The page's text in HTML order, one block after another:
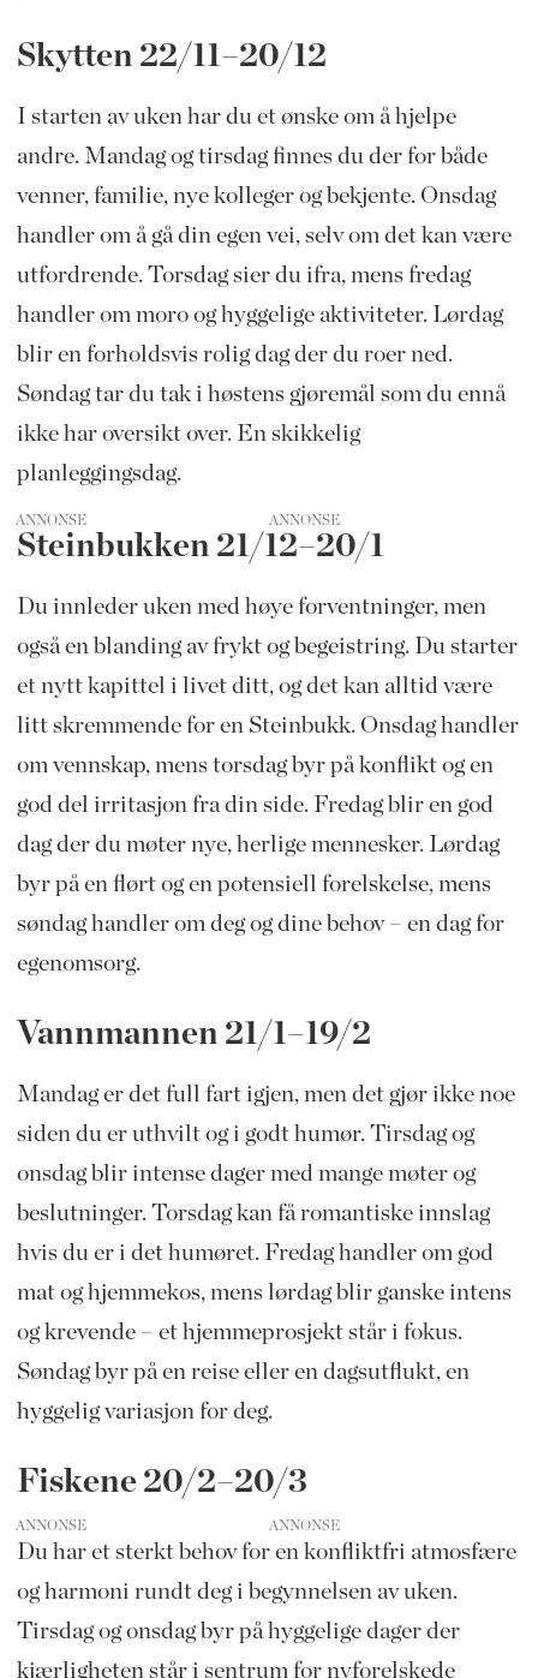
Skytten 22/11–20/12
I starten av uken har du et ønske om å hjelpe
andre. Mandag og tirsdag finnes du der for både
venner, familie, nye kolleger og bekjente. Onsdag
handler om å gå din egen vei, selv om det kan være
utfordrende. Torsdag sier du ifra, mens fredag
handler om moro og hyggelige aktiviteter. Lørdag
blir en forholdsvis rolig dag der du roer ned.
Søndag tar du tak i høstens gjøremål som du ennå
ikke har oversikt over. En skikkelig
planleggingsdag.
ANNONSE
Steinbukken 21/12–20/1
Du innleder uken med høye forventninger, men
også en blanding av frykt og begeistring. Du starter
et nytt kapittel i livet ditt, og det kan alltid være
litt skremmende for en Steinbukk. Onsdag handler
om vennskap, mens torsdag byr på konflikt og en
god del irritasjon fra din side. Fredag blir en god
dag der du møter nye, herlige mennesker. Lørdag
byr på en flørt og en potensiell forelskelse, mens
søndag handler om deg og dine behov – en dag for
egenomsorg.
Vannmannen 21/1–19/2
Mandag er det full fart igjen, men det gjør ikke noe
siden du er uthvilt og i godt humør. Tirsdag og
onsdag blir intense dager med mange møter og
beslutninger. Torsdag kan få romantiske innslag
hvis du er i det humøret. Fredag handler om god
mat og hjemmekos, mens lørdag blir ganske intens
og krevende – et hjemmeprosjekt står i fokus.
Søndag byr på en reise eller en dagsutflukt, en
hyggelig variasjon for deg.
Fiskene 20/2–20/3
ANNONSE
Du har et sterkt behov for en konfliktfri atmosfære
og harmoni rundt deg i begynnelsen av uken.
Tirsdag og onsdag byr på hyggelige dager der
kjærligheten står i sentrum for nyforelskede